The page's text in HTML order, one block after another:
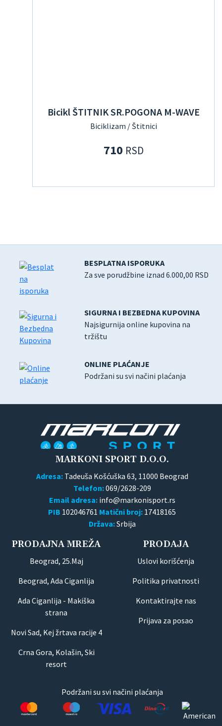
Bicikl ŠTITNIK SR.POGONA M-WAVE
Biciklizam / Štitnici
710 RSD
BESPLATNA ISPORUKA
Za sve porudžbine iznad 6.000,00 RSD
SIGURNA I BEZBEDNA KUPOVINA
Najsigurnija online kupovina na
tržištu
ONLINE PLAĆANJE
Podržani su svi načini plaćanja
MARKONI SPORT D.O.O.
Adresa:Tadeuša Košćuška 63, 11000 Beograd
Telefon:069/2628-209
Email adresa:
PIB 102046761 Matični broj: 17418165
Država:Srbija
PRODAJNA MREŽA
Beograd, 25.Maj
Beograd, Ada Ciganlija
Ada Ciganlija - Makiška
strana
Novi Sad, Kej žrtava racije 4
Crna Gora, Kolašin, Ski
resort
PRODAJA
Uslovi korišćenja
Politika privatnosti
Kontaktirajte nas
Prijava za posao
Podržani su svi načini plaćanja